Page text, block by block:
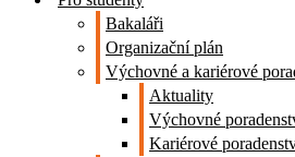
Bakaláři
Organizační plán
Výchovné a kariérové
Aktuality
Výchovné
Kariérové